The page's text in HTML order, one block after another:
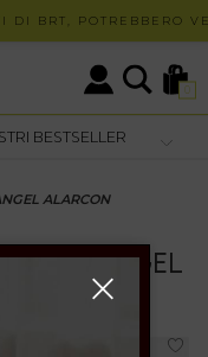
BRT, POTREBBERO
0
ALARCON
ANGEL